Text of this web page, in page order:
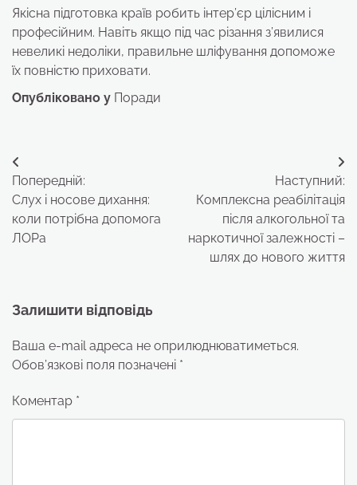
Якісна підготовка країв робить інтер’єр цілісним і
професійним. Навіть якщо під час різання з’явилися
невеликі недоліки, правильне шліфування допоможе
їх повністю приховати.
Опубліковано у Поради
Навігація
записів
Попередній:
Слух і носове дихання:
коли потрібна допомога
ЛОРа
Наступний:
Комплексна реабілітація
після алкогольної та
наркотичної залежності –
шлях до нового життя
Залишити відповідь
Ваша e-mail адреса не оприлюднюватиметься.
Обов’язкові поля позначені *
Коментар *